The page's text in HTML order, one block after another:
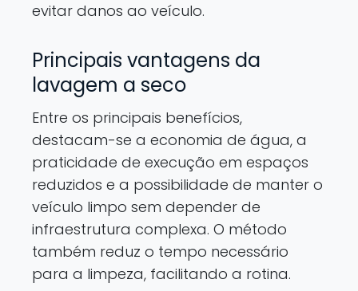
evitar danos ao veículo.
Principais vantagens da
lavagem a seco
Entre os principais benefícios,
destacam-se a economia de água, a
praticidade de execução em espaços
reduzidos e a possibilidade de manter o
veículo limpo sem depender de
infraestrutura complexa. O método
também reduz o tempo necessário
para a limpeza, facilitando a rotina.